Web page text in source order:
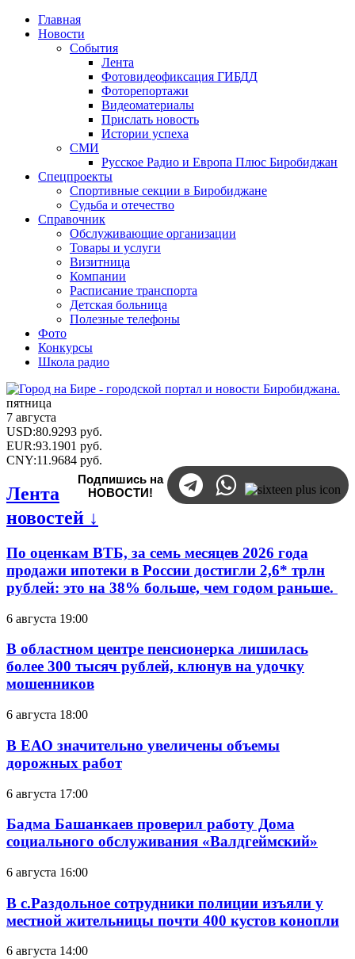
Главная
Новости
События
Лента
Фотовидеофиксация ГИБДД
Фоторепортажи
Видеоматериалы
Прислать новость
Истории успеха
СМИ
Русское Радио и Европа Плюс Биробиджан
Спецпроекты
Спортивные секции в Биробиджане
Судьба и отечество
Справочник
Обслуживающие организации
Товары и услуги
Визитница
Компании
Расписание транспорта
Детская больница
Полезные телефоны
Фото
Конкурсы
Школа радио
пятница
7 августа
USD:80.9293 руб.
EUR:93.1901 руб.
CNY:11.9684 руб.
Подпишись на
НОВОСТИ!
Лента
новостей ↓
По оценкам ВТБ, за семь месяцев 2026 года
продажи ипотеки в России достигли 2,6* трлн
рублей: это на 38% больше, чем годом раньше.
6 августа 19:00
В областном центре пенсионерка лишилась
более 300 тысяч рублей, клюнув на удочку
мошенников
6 августа 18:00
В ЕАО значительно увеличены объемы
дорожных работ
6 августа 17:00
Бадма Башанкаев проверил работу Дома
социального обслуживания «Валдгеймский»
6 августа 16:00
В с.Раздольное сотрудники полиции изъяли у
местной жительницы почти 400 кустов конопли
6 августа 14:00